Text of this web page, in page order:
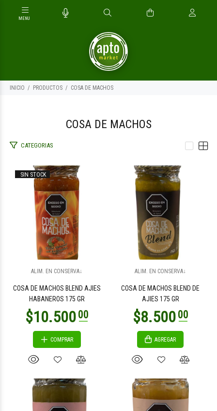
INICIO PRODUCTOS COSA DE MACHOS
COSA DE MACHOS
CATEGORIAS
SIN STOCK
ALIM. EN CONSERVA↓
COSA DE MACHOS BLEND AJIES
HABANEROS 175 GR
COMPRAR
ALIM. EN CONSERVA↓
COSA DE MACHOS BLEND DE
AJIES 175 GR
AGREGAR